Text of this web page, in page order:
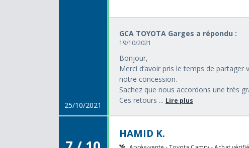
25/10/2021
GCA TOYOTA Garges a répondu :
19/10/2021
Bonjour,
Merci d’avoir pris le temps de
notre concession.
Sachez que nous accordons une très
Ces retours ... Lire plus
HAMID K.